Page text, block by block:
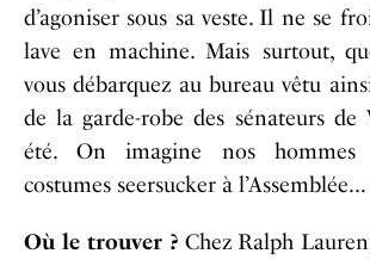
d’agoniser sous sa veste. Il ne se
lave en machine. Mais surtout,
vous débarquez au bureau vêtu
de la garde-robe des sénateurs de
été. On imagine nos hommes
costumes seersucker à l’Assemblée…
Où le trouver ?Chez Ralph